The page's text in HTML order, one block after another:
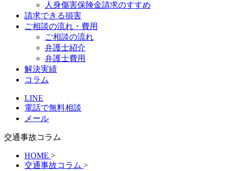
人身傷害保険金請求のすすめ
請求できる損害
ご相談の流れ・費用
ご相談の流れ
弁護士紹介
弁護士費用
解決実績
コラム
LINE
電話で無料相談
メール
交通事故コラム
HOME >
交通事故コラム >